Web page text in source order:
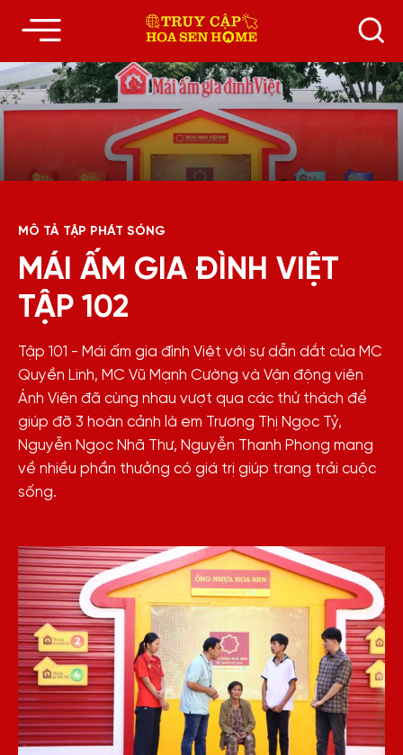
MÔ TẢ TẬP PHÁT SÓNG
MÁI ẤM GIA ĐÌNH VIỆT
TẬP 102
Tập 101 - Mái ấm gia đình Việt với sự dẫn dắt của MC
Quyền Linh, MC Vũ Mạnh Cường và Vận động viên
Ánh Viên đã cùng nhau vượt qua các thử thách để
giúp đỡ 3 hoàn cảnh là em Trương Thị Ngọc Tỷ,
Nguyễn Ngọc Nhã Thư, Nguyễn Thanh Phong mang
về nhiều phần thưởng có giá trị giúp trang trải cuộc
sống.